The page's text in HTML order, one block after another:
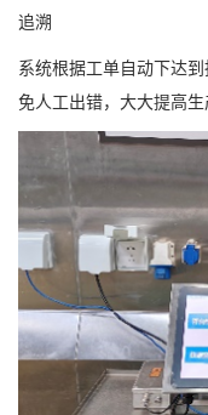
追溯
系统根据工单自动下达
免人工出错，大大提高